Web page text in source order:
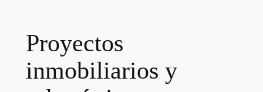
Proyectos
inmobiliarios y